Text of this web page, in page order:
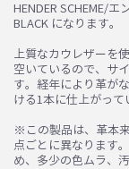
HENDER SCHEME/
BLACK になります。
上質なカウレザーを
空いているので、サ
す。経年により革が
ける1本に仕上がって
※この製品は、革本
点ごとに異なります
め、多少の色ムラ、
お買